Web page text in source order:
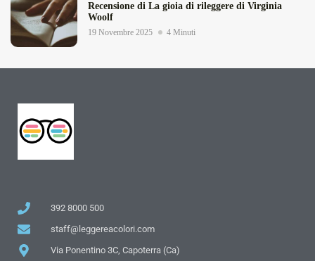
Recensione di La gioia di rileggere di Virginia
Woolf
19 Novembre 2025 4 Minuti
392 8000 500
staff@leggereacolori.com
Via Ponentino 3C, Capoterra (Ca)